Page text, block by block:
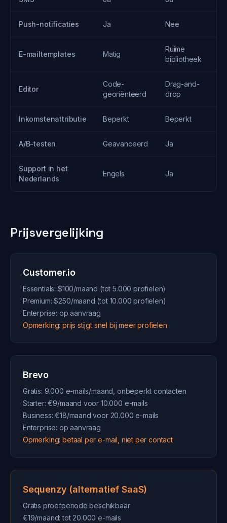
Push-notificaties Ja Nee
E-mailtemplates Matig
Ruime
bibliotheek
Editor
Code-
georiënteerd
Drag-and-
drop
Inkomstenattributie Beperkt Beperkt
A/B-testen Geavanceerd Ja
Support in het
Nederlands
Engels Ja
Prijsvergelijking
Customer.io
Essentials: $100/maand (tot 5.000 profielen)
Premium: $250/maand (tot 10.000 profielen)
Enterprise: op aanvraag
Opmerking: prijs stijgt snel bij meer profielen
Brevo
Gratis: 9.000 e-mails/maand, onbeperkt contacten
Starter: €9/maand voor 10.000 e-mails
Business: €18/maand voor 20.000 e-mails
Enterprise: op aanvraag
Opmerking: betaal per e-mail, niet per contact
Sequenzy (alternatief SaaS)
Gratis proefperiode beschikbaar
€19/maand: tot 20.000 e-mails